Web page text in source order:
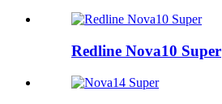
Redline Nova10 Super